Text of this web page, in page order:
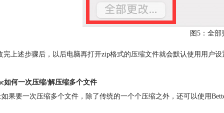
图5：全部
上述步骤后，以后电脑再打开zip格式的压缩文件就会默认使用用户
如何一次压缩/解压缩多个文件
果要一次压缩多个文件，除了传统的一个个压缩之外，还可以使用